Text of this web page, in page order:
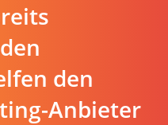
den
Anbieter